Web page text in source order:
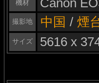
機材
Canon
撮影地 中国 / 煙
サイズ 5616 x